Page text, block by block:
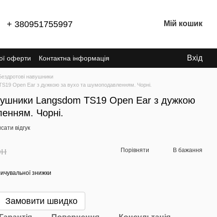
+ 380951755997 Мій кошик
оферти
Контактна інформація
Вхід
навушники
Open Ear з дужкою за вухо та шумоподавленням. Чорні.
Langsdom TS19 Open Ear з дужкою
Чорні.
відгук
Порівняти В бажання
знижки
Замовити швидко